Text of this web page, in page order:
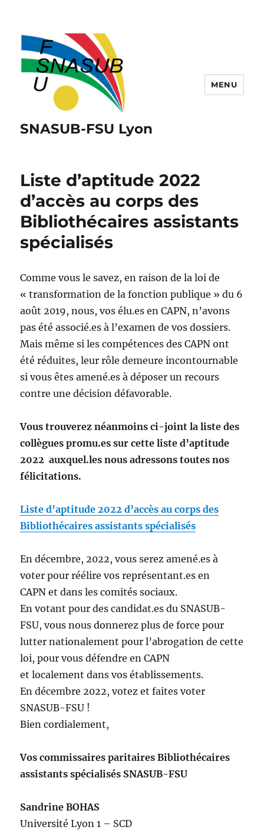
SNASUB-FSU Lyon
MENU
Liste d’aptitude 2022
d’accès au corps des
Bibliothécaires assistants
spécialisés
Comme vous le savez, en raison de la loi de
« transformation de la fonction publique » du 6
août 2019, nous, vos élu.es en CAPN, n’avons
pas été associé.es à l’examen de vos dossiers.
Mais même si les compétences des CAPN ont
été réduites, leur rôle demeure incontournable
si vous êtes amené.es à déposer un recours
contre une décision défavorable.
Vous trouverez néanmoins ci-joint la liste des
collègues promu.es sur cette liste d’aptitude
2022 auxquel.les nous adressons toutes nos
félicitations.
Liste d’aptitude 2022 d’accès au corps des
Bibliothécaires assistants spécialisés
En décembre, 2022, vous serez amené.es à
voter pourréélire vos représentant.es en
CAPN et dans les comités sociaux.
En votantpour des candidat.es du SNASUB-
FSU, vous nousdonnerez plus de force pour
lutter nationalementpour l’abrogation de cette
loi, pour vous défendre en CAPN
etlocalement dans vos établissements.
En décembre 2022, votez et faites voter
SNASUB-FSU !
Bien cordialement,
Vos commissaires paritaires Bibliothécaires
assistants spécialisés SNASUB-FSU
Sandrine BOHAS
Université Lyon 1 – SCD